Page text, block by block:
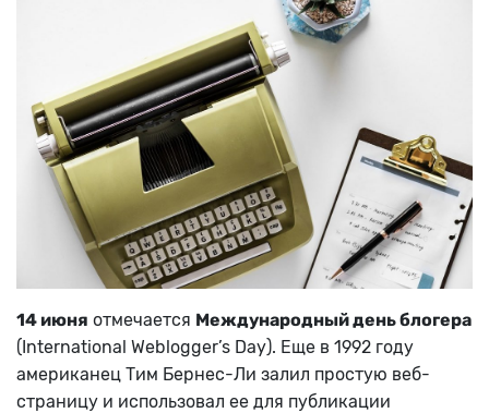
14 июня отмечается Международный день блогера
(International Weblogger’s Day). Еще в 1992 году
американец Тим Бернес-Ли залил простую веб-
страницу и использовал ее для публикации